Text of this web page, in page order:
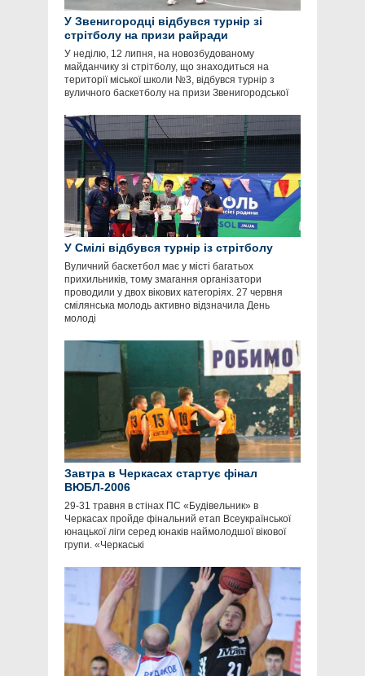
У Звенигородці відбувся турнір зі
стрітболу на призи райради
У неділю, 12 липня, на новозбудованому
майданчику зі стрітболу, що знаходиться на
території міської школи №3, відбувся турнір з
вуличного баскетболу на призи Звенигородської
У Смілі відбувся турнір із стрітболу
Вуличний баскетбол має у місті багатьох
прихильників, тому змагання організатори
проводили у двох вікових категоріях. 27 червня
смілянська молодь активно відзначила День
молоді
Завтра в Черкасах стартує фінал
ВЮБЛ-2006
29-31 травня в стінах ПС «Будівельник» в
Черкасах пройде фінальний етап Всеукраїнської
юнацької ліги серед юнаків наймолодшої вікової
групи. «Черкаські